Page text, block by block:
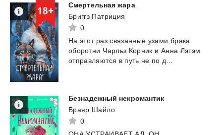
Смертельная жара
Бриггз Патриция
0
На этот раз связанные узами брака
оборотни Чарльз Корник и Анна Лэтэм
отправляются в путь не по д...
Безнадежный некромантик
Браяр Шайло
0